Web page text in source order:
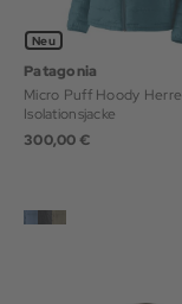
Neu
Patagonia
Micro Puff Hoody
Isolationsjacke
300,00 €